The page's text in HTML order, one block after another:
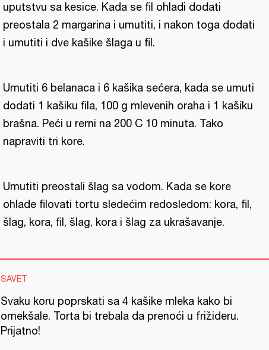
uputstvu sa kesice. Kada se fil ohladi dodati
preostala 2 margarina i umutiti, i nakon toga dodati
i umutiti i dve kašike šlaga u fil.
Umutiti 6 belanaca i 6 kašika sećera, kada se umuti
dodati 1 kašiku fila, 100 g mlevenih oraha i 1 kašiku
brašna. Peći u rerni na 200 C 10 minuta. Tako
napraviti tri kore.
Umutiti preostali šlag sa vodom. Kada se kore
ohlade filovati tortu sledećim redosledom: kora, fil,
šlag, kora, fil, šlag, kora i šlag za ukrašavanje.
SAVET
Svaku koru poprskati sa 4 kašike mleka kako bi
omekšale. Torta bi trebala da prenoći u frižideru.
Prijatno!